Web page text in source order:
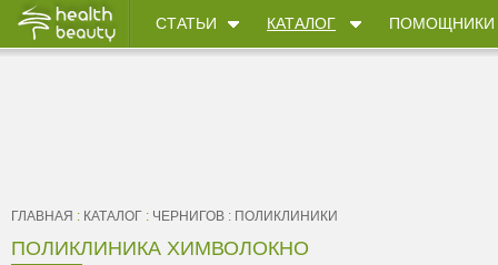
СТАТЬИ КАТАЛОГ ПОМОЩНИКИ
ГЛАВНАЯ : КАТАЛОГ : ЧЕРНИГОВ : ПОЛИКЛИНИКИ
ПОЛИКЛИНИКА ХИМВОЛОКНО